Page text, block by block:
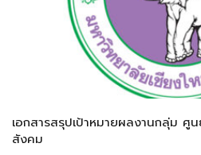
เอกสารสรุปเป้าหมายผลงานกลุ่ม
สังคม